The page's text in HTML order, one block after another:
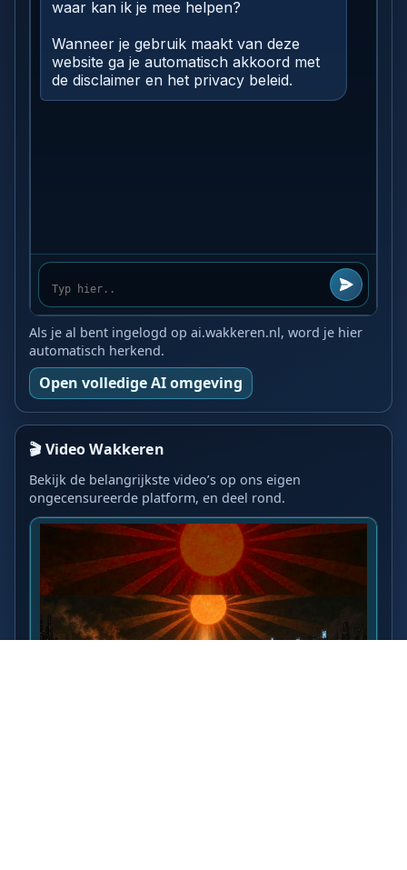
Als je al bent ingelogd op ai.wakkeren.nl, word je hier
automatisch herkend.
Open volledige AI omgeving
🎬 Video Wakkeren
Bekijk de belangrijkste video’s op ons eigen
ongecensureerde platform, en deel rond.